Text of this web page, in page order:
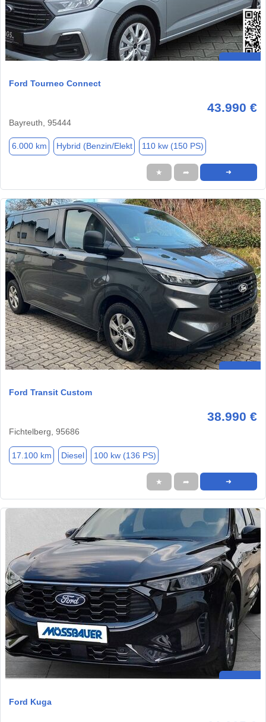
Ford Tourneo Connect
43.990 €
Bayreuth, 95444
6.000 km Hybrid (Benzin/Elekt 110 kw (150 PS)
★ ➦ ➜
Ford Transit Custom
38.990 €
Fichtelberg, 95686
17.100 km Diesel 100 kw (136 PS)
★ ➦ ➜
Ford Kuga